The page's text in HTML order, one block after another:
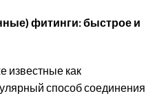
фитинги: быстрое и
известные как
способ соединения